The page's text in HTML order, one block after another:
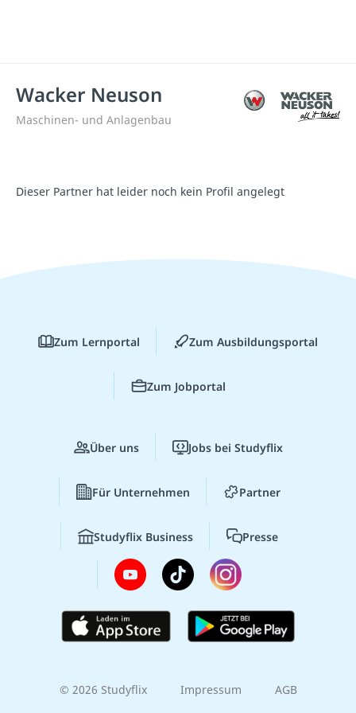
Wacker Neuson
Maschinen- und Anlagenbau
Dieser Partner hat leider noch kein Profil angelegt
Zum Lernportal Zum Ausbildungsportal
Zum Jobportal
Über uns Jobs bei Studyflix
Für Unternehmen Partner
Studyflix Business Presse
© 2026 Studyflix Impressum AGB